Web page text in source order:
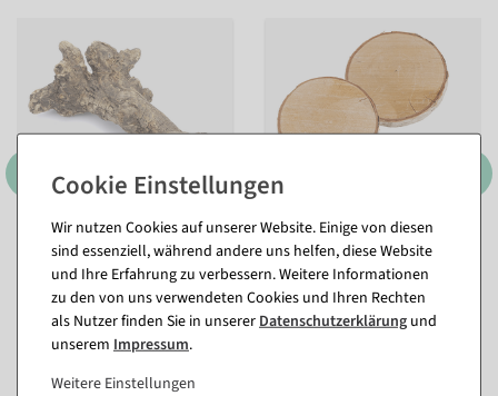
Rebbaum natur
Sofort versandfähig.
11,84 €
9,95 EUR zzgl. ges. MwSt.
Birkenscheibe 3er Set 16 &
15 cm Ø x 2 cm Stärke
Sofort versandfähig.
Wir nutzen Cookies auf unserer Website. Einige von diesen
sind essenziell, während andere uns helfen, diese Website
und Ihre Erfahrung zu verbessern. Weitere Informationen
zu den von uns verwendeten Cookies und Ihren Rechten
als Nutzer finden Sie in unsererDaten­schutz­erklärung und
unserem Impressum.
Weitere Einstellungen